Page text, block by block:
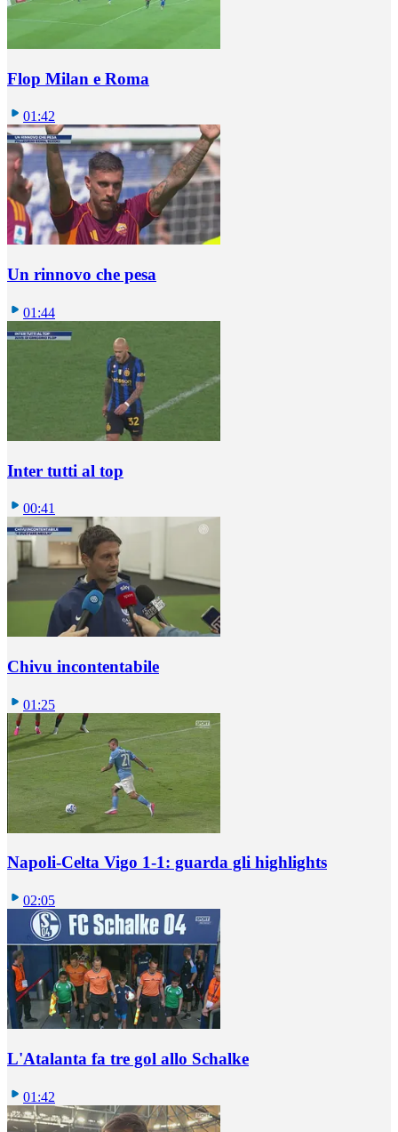
Flop Milan e Roma
01:42
Un rinnovo che pesa
01:44
Inter tutti al top
00:41
Chivu incontentabile
01:25
Napoli-Celta Vigo 1-1: guarda gli highlights
02:05
L'Atalanta fa tre gol allo Schalke
01:42